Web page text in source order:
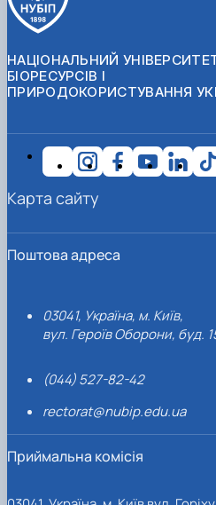
НАЦІОНАЛЬНИЙ
БІОРЕСУРСІВ І
ПРИРОДОКОРИСТУВАННЯ
Поштова адреса
03041, Україна, м. Київ,
вул. Героїв Оборони, буд.
(044) 527-82-42
rectorat@nubip.edu.ua
Приймальна комісія
Карта сайту